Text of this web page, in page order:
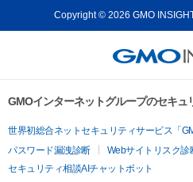
Copyright © 2026 GMO
GMOインターネットグループのセキュ
世界初総合ネットセキュリティサービス「
パスワード漏洩診断
Webサイトリスク診
セキュリティ相談AIチャットボット